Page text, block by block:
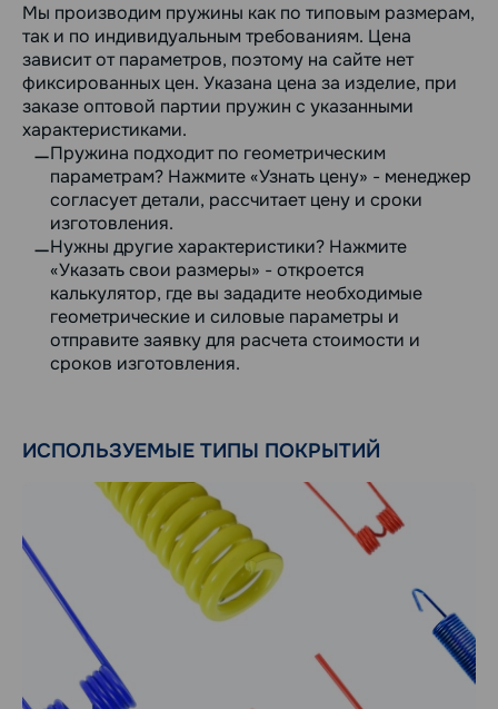
Мы производим пружины как по типовым размерам,
так и по индивидуальным требованиям. Цена
зависит от параметров, поэтому на сайте нет
фиксированных цен. Указана цена за изделие, при
заказе оптовой партии пружин с указанными
характеристиками.
Пружина подходит по геометрическим
параметрам? Нажмите «Узнать цену» - менеджер
согласует детали, рассчитает цену и сроки
изготовления.
Нужны другие характеристики? Нажмите
«Указать свои размеры» - откроется
калькулятор, где вы зададите необходимые
геометрические и силовые параметры и
отправите заявку для расчета стоимости и
сроков изготовления.
ИСПОЛЬЗУЕМЫЕ ТИПЫ ПОКРЫТИЙ